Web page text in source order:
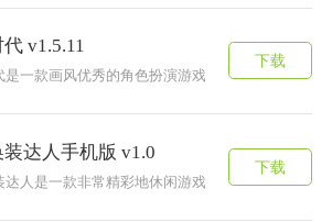
v1.5.11
是一款画风优秀的角色扮演游戏，可以根据自己
下载
达人手机版 v1.0
达人是一款非常精彩地休闲游戏，游戏中拥有超
下载